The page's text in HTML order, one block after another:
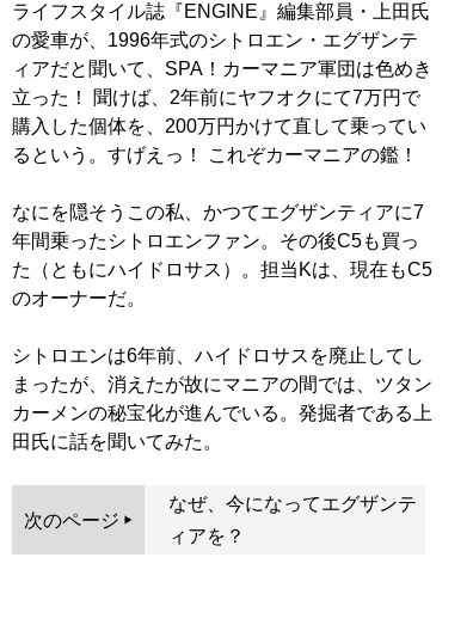
ライフスタイル誌『ENGINE』編集部員・上田氏
の愛車が、1996年式のシトロエン・エグザンテ
ィアだと聞いて、SPA！カーマニア軍団は色めき
立った！ 聞けば、2年前にヤフオクにて7万円で
購入した個体を、200万円かけて直して乗ってい
るという。すげえっ！ これぞカーマニアの鑑！
なにを隠そうこの私、かつてエグザンティアに7
年間乗ったシトロエンファン。その後C5も買っ
た（ともにハイドロサス）。担当Kは、現在もC5
のオーナーだ。
シトロエンは6年前、ハイドロサスを廃止してし
まったが、消えたが故にマニアの間では、ツタン
カーメンの秘宝化が進んでいる。発掘者である上
田氏に話を聞いてみた。
次のページ
なぜ、今になってエグザンテ
ィアを？